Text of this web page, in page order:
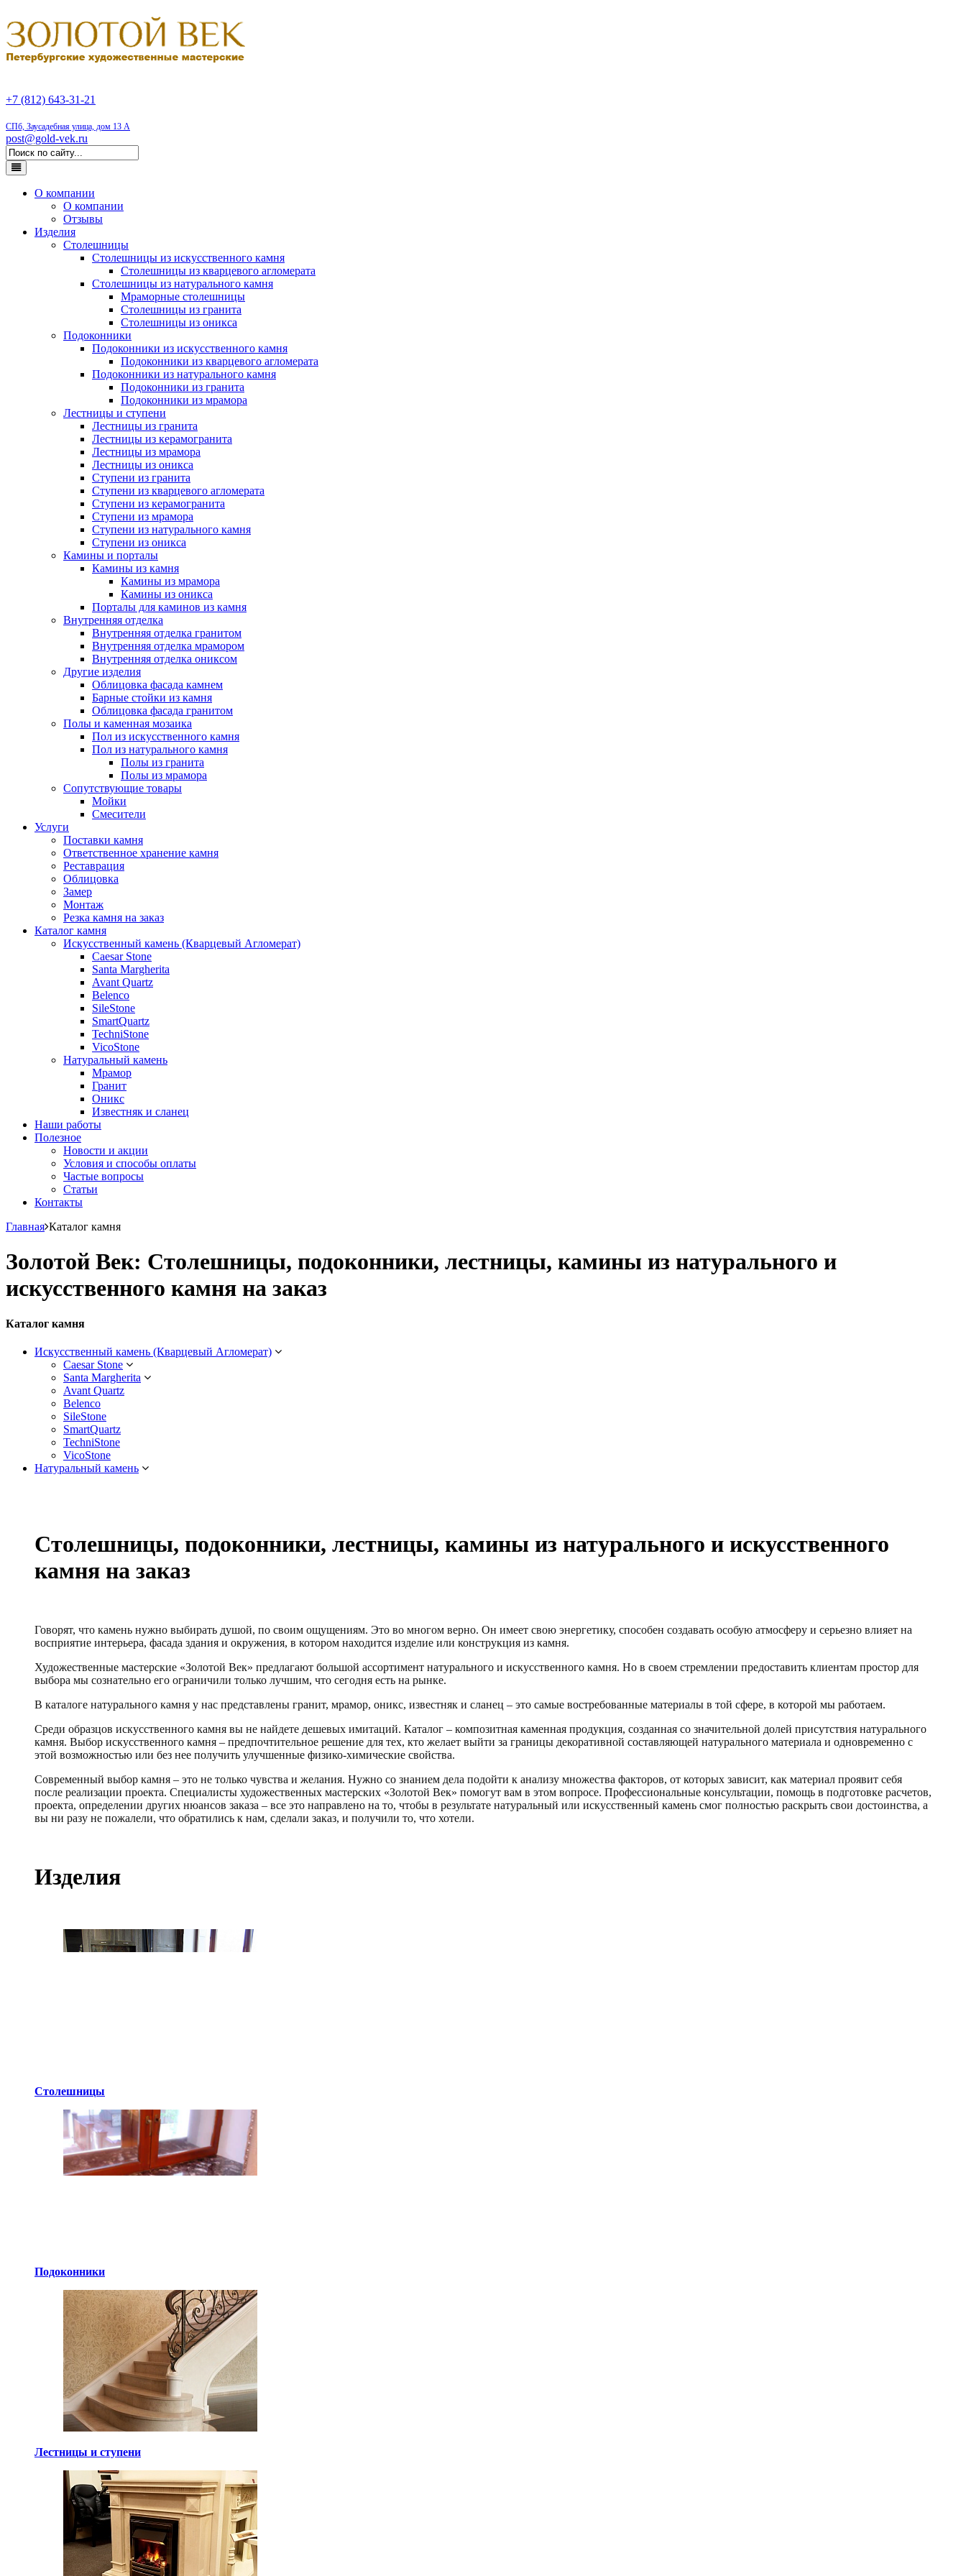
+7 (812) 643-31-21
СПб, Заусадебная улица, дом 13 А
post@gold-vek.ru
О компании
О компании
Отзывы
Изделия
Столешницы
Столешницы из искусственного камня
Столешницы из кварцевого агломерата
Столешницы из натурального камня
Мраморные столешницы
Столешницы из гранита
Столешницы из оникса
Подоконники
Подоконники из искусственного камня
Подоконники из кварцевого агломерата
Подоконники из натурального камня
Подоконники из гранита
Подоконники из мрамора
Лестницы и ступени
Лестницы из гранита
Лестницы из керамогранита
Лестницы из мрамора
Лестницы из оникса
Ступени из гранита
Ступени из кварцевого агломерата
Ступени из керамогранита
Ступени из мрамора
Ступени из натурального камня
Ступени из оникса
Камины и порталы
Камины из камня
Камины из мрамора
Камины из оникса
Порталы для каминов из камня
Внутренняя отделка
Внутренняя отделка гранитом
Внутренняя отделка мрамором
Внутренняя отделка ониксом
Другие изделия
Облицовка фасада камнем
Барные стойки из камня
Облицовка фасада гранитом
Полы и каменная мозаика
Пол из искусственного камня
Пол из натурального камня
Полы из гранита
Полы из мрамора
Сопутствующие товары
Мойки
Смесители
Услуги
Поставки камня
Ответственное хранение камня
Реставрация
Облицовка
Замер
Монтаж
Резка камня на заказ
Каталог камня
Искусственный камень (Кварцевый Агломерат)
Caesar Stone
Santa Margherita
Avant Quartz
Belenco
SileStone
SmartQuartz
TechniStone
VicoStone
Натуральный камень
Мрамор
Гранит
Оникс
Известняк и сланец
Наши работы
Полезное
Новости и акции
Условия и способы оплаты
Частые вопросы
Статьи
Контакты
Главная Каталог камня
Золотой Век: Столешницы, подоконники, лестницы, камины из натурального и
искусственного камня на заказ
Каталог камня
Искусственный камень (Кварцевый Агломерат)
Caesar Stone
Santa Margherita
Avant Quartz
Belenco
SileStone
SmartQuartz
TechniStone
VicoStone
Натуральный камень
Столешницы, подоконники, лестницы, камины из натурального и искусственного
камня на заказ
Говорят, что камень нужно выбирать душой, по своим ощущениям. Это во многом верно. Он имеет свою энергетику, способен создавать особую атмосферу и серьезно влияет на
восприятие интерьера, фасада здания и окружения, в котором находится изделие или конструкция из камня.
Художественные мастерские «Золотой Век» предлагают большой ассортимент натурального и искусственного камня. Но в своем стремлении предоставить клиентам простор для
выбора мы сознательно его ограничили только лучшим, что сегодня есть на рынке.
В каталоге натурального камня у нас представлены гранит, мрамор, оникс, известняк и сланец – это самые востребованные материалы в той сфере, в которой мы работаем.
Среди образцов искусственного камня вы не найдете дешевых имитаций. Каталог – композитная каменная продукция, созданная со значительной долей присутствия натурального
камня. Выбор искусственного камня – предпочтительное решение для тех, кто желает выйти за границы декоративной составляющей натурального материала и одновременно с
этой возможностью или без нее получить улучшенные физико-химические свойства.
Современный выбор камня – это не только чувства и желания. Нужно со знанием дела подойти к анализу множества факторов, от которых зависит, как материал проявит себя
после реализации проекта. Специалисты художественных мастерских «Золотой Век» помогут вам в этом вопросе. Профессиональные консультации, помощь в подготовке расчетов,
проекта, определении других нюансов заказа – все это направлено на то, чтобы в результате натуральный или искусственный камень смог полностью раскрыть свои достоинства, а
вы ни разу не пожалели, что обратились к нам, сделали заказ, и получили то, что хотели.
Изделия
Столешницы
Подоконники
Лестницы и ступени